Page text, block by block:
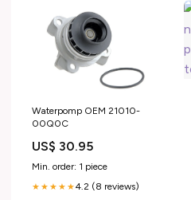
Waterpomp OEM 21010-
00Q0C
US$ 30.95
Min. order: 1 piece
★★★★★4.2 (8 reviews)